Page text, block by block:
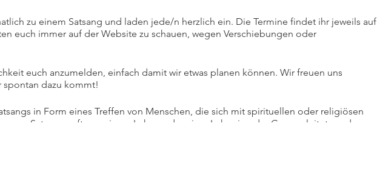
zu einem Satsang und laden jede/n herzlich ein. Die Termine findet ihr jeweils auf
euch immer auf der Website zu schauen, wegen Verschiebungen oder
euch anzumelden, einfach damit wir etwas planen können. Wir freuen uns
dazu kommt!
in Form eines Treffen von Menschen, die sich mit spirituellen oder religiösen
Satsangs oft von einem Lehrer oder einer Lehrerin oder Guru geleitet werden,